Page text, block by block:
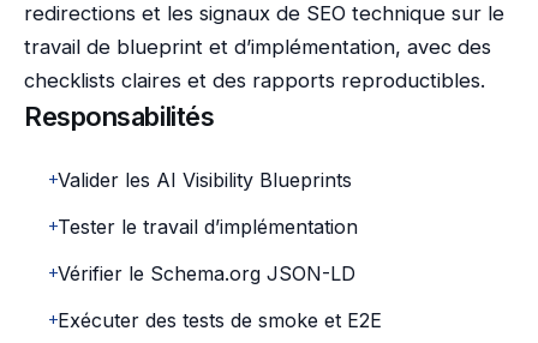
redirections et les signaux de SEO technique sur le
travail de blueprint et d’implémentation, avec des
checklists claires et des rapports reproductibles.
Responsabilités
+Valider les AI Visibility Blueprints
+Tester le travail d’implémentation
+Vérifier le Schema.org JSON-LD
+Exécuter des tests de smoke et E2E